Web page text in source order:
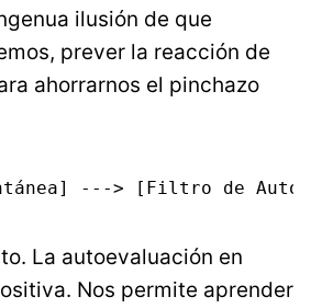
ilusión de que
prever la reacción de
ahorrarnos el pinchazo
La autoevaluación en
Nos permite aprender